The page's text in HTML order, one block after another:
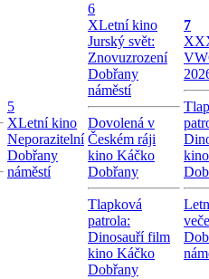
5
XLetní kino
Neporazitelní
Dobřany
náměstí
6
XLetní kino
Jurský svět:
Znovuzrození
Dobřany
náměstí
Dovolená v
Českém ráji
kino Káčko
Dobřany
Tlapková
patrola:
Dinosauří film
kino Káčko
Dobřany
7
X